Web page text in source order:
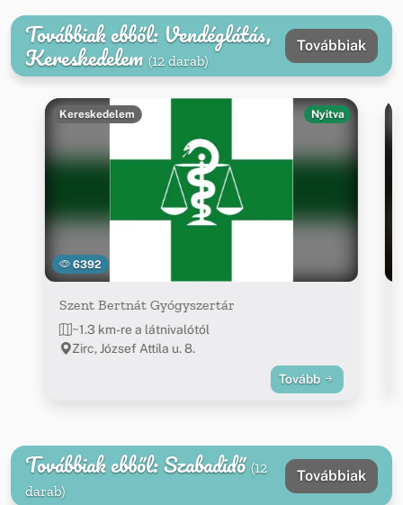
Továbbiak ebből: Vendéglátás,
Kereskedelem (12 darab)
Továbbiak
6392
Kereskedelem Nyitva
Szent Bertnát Gyógyszertár
~1.3 km-re a látnivalótól
Zirc, József Attila u. 8.
Tovább
Továbbiak ebből: Szabadidő (12
darab)
Továbbiak